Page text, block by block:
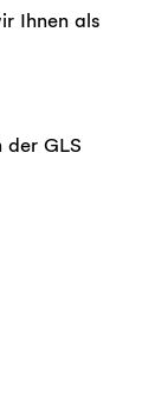
Ihnen als
GLS